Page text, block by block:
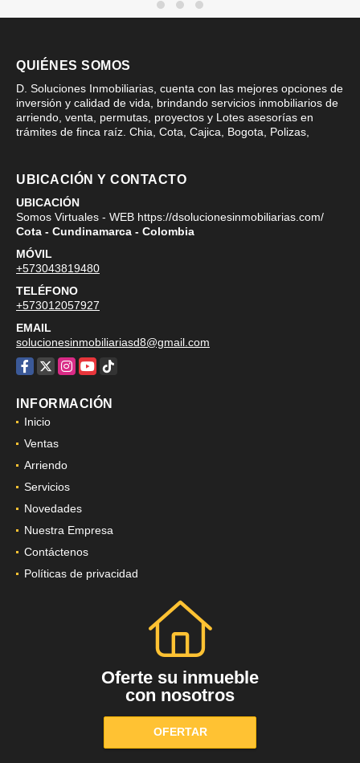
QUIÉNES SOMOS
D. Soluciones Inmobiliarias, cuenta con las mejores opciones de
inversión y calidad de vida, brindando servicios inmobiliarios de
arriendo, venta, permutas, proyectos y Lotes asesorías en
trámites de finca raíz. Chia, Cota, Cajica, Bogota, Polizas,
UBICACIÓN Y CONTACTO
UBICACIÓN
Somos Virtuales - WEB https://dsolucionesinmobiliarias.com/
Cota - Cundinamarca - Colombia
MÓVIL
+573043819480
TELÉFONO
+573012057927
EMAIL
solucionesinmobiliariasd8@gmail.com
INFORMACIÓN
Inicio
Ventas
Arriendo
Servicios
Novedades
Nuestra Empresa
Contáctenos
Oferte su inmueble
con nosotros
OFERTAR